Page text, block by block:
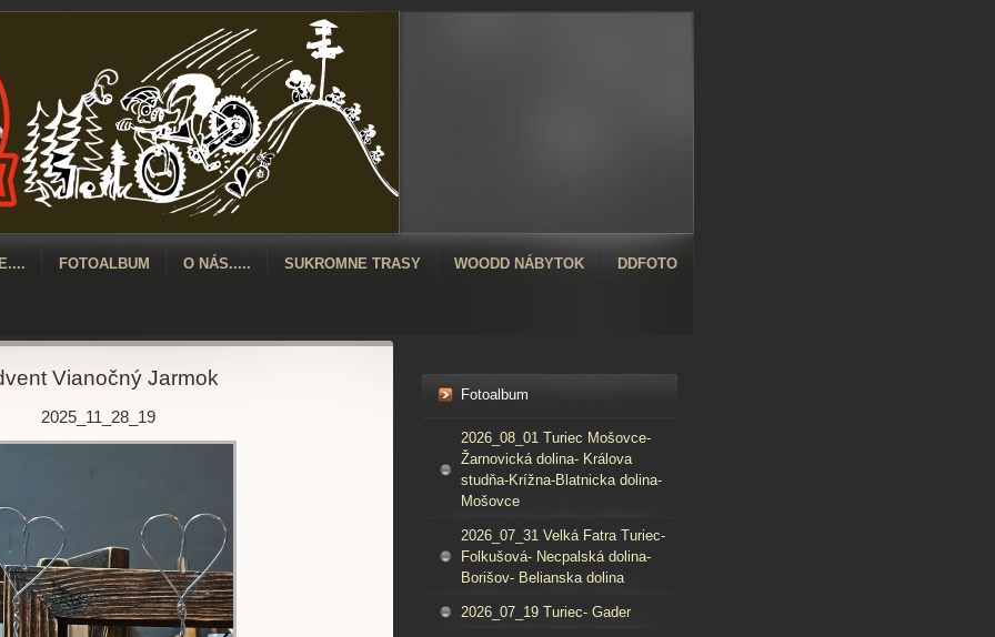
FOTOALBUM O NÁS..... SUKROMNE TRASY WOODD NÁBYTOK DDFOTO
Vianočný Jarmok
2025_11_28_19
Fotoalbum
2026_08_01 Turiec Mošovce-
Žarnovická dolina- Králova
studňa-Krížna-Blatnicka dolina-
Mošovce
2026_07_31 Velká Fatra Turiec-
Folkušová- Necpalská dolina-
Borišov- Belianska dolina
2026_07_19 Turiec- Gader